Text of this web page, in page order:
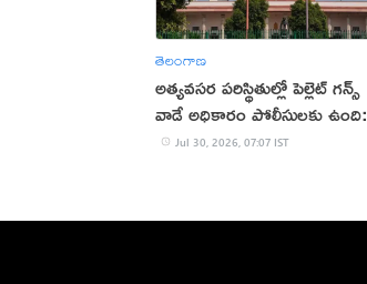
తెలంగాణ
అత్యవసర పరిస్థితుల్లో పెల్లెట్ గన్స్
వాడే అధికారం పోలీసులకు ఉంది:
సుప్రీంJul 30, 2026, 07:07 IST